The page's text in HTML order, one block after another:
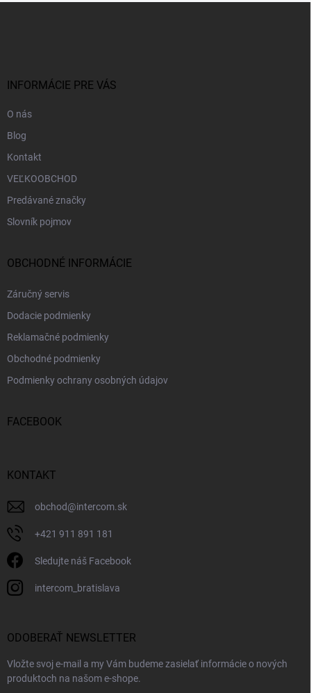
INFORMÁCIE PRE VÁS
O nás
Blog
Kontakt
VEĽKOOBCHOD
Predávané značky
Slovník pojmov
OBCHODNÉ INFORMÁCIE
Záručný servis
Dodacie podmienky
Reklamačné podmienky
Obchodné podmienky
Podmienky ochrany osobných údajov
FACEBOOK
KONTAKT
obchod@intercom.sk
+421 911 891 181
Sledujte náš Facebook
intercom_bratislava
ODOBERAŤ NEWSLETTER
Vložte svoj e-mail a my Vám budeme zasielať informácie o nových
produktoch na našom e-shope.